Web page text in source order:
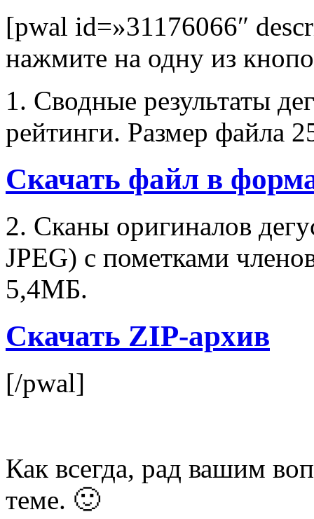
[pwal id=»31176066″
нажмите на одну из
1. Сводные результаты
рейтинги. Размер файла
Скачать файл в
2. Сканы оригиналов
JPEG) с пометками
5,4МБ.
Скачать ZIP-архив
[/pwal]
Как всегда, рад вашим
теме. 🙂